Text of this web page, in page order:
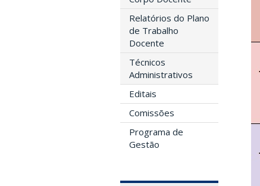
Relatórios do Plano
de Trabalho
Docente
Técnicos
Administrativos
Editais
Comissões
Programa de
Gestão